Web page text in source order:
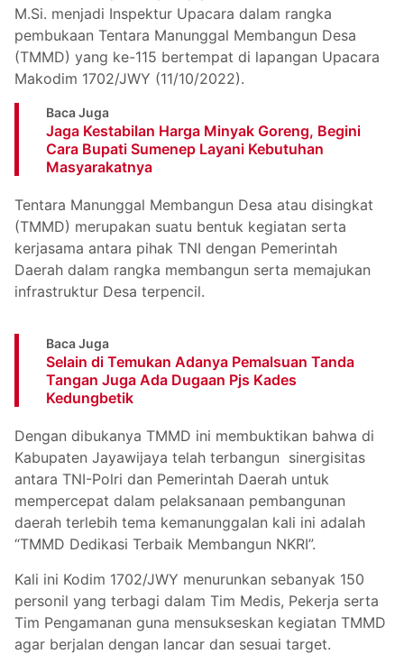
M.Si. menjadi Inspektur Upacara dalam rangka
pembukaan Tentara Manunggal Membangun Desa
(TMMD) yang ke-115 bertempat di lapangan Upacara
Makodim 1702/JWY (11/10/2022).
Baca Juga
Jaga Kestabilan Harga Minyak Goreng, Begini
Cara Bupati Sumenep Layani Kebutuhan
Masyarakatnya
Tentara Manunggal Membangun Desa atau disingkat
(TMMD) merupakan suatu bentuk kegiatan serta
kerjasama antara pihak TNI dengan Pemerintah
Daerah dalam rangka membangun serta memajukan
infrastruktur Desa terpencil.
Baca Juga
Selain di Temukan Adanya Pemalsuan Tanda
Tangan Juga Ada Dugaan Pjs Kades
Kedungbetik
Dengan dibukanya TMMD ini membuktikan bahwa di
Kabupaten Jayawijaya telah terbangun sinergisitas
antara TNI-Polri dan Pemerintah Daerah untuk
mempercepat dalam pelaksanaan pembangunan
daerah terlebih tema kemanunggalan kali ini adalah
“TMMD Dedikasi Terbaik Membangun NKRI”.
Kali ini Kodim 1702/JWY menurunkan sebanyak 150
personil yang terbagi dalam Tim Medis, Pekerja serta
Tim Pengamanan guna mensukseskan kegiatan TMMD
agar berjalan dengan lancar dan sesuai target.